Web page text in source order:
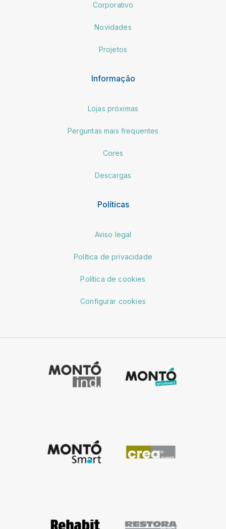
Corporativo
Novidades
Projetos
Informação
Lojas próximas
Perguntas mais frequentes
Cores
Descargas
Políticas
Aviso legal
Política de privacidade
Política de cookies
Configurar cookies